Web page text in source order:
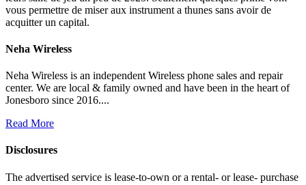
vous permettre de miser aux instrument a thunes sans avoir de
acquitter un capital.
Neha Wireless
Neha Wireless is an independent Wireless phone sales and repair
center. We are local & family owned and have been in the heart of
Jonesboro since 2016....
Read More
Disclosures
The advertised service is lease-to-own or a rental- or lease- purchase